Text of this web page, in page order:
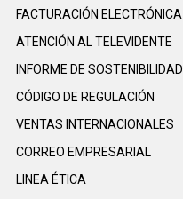
FACTURACIÓN ELECTRÓNICA
ATENCIÓN AL TELEVIDENTE
INFORME DE SOSTENIBILIDAD
CÓDIGO DE REGULACIÓN
VENTAS INTERNACIONALES
CORREO EMPRESARIAL
LINEA ÉTICA